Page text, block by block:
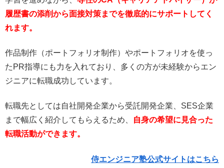
履歴書の添削から面接対策までを徹底的にサポートしてく
れます。
作品制作（ポートフォリオ制作）やポートフォリオを使っ
たPR指導にも力を入れており、多くの方が未経験からエン
ジニアに転職成功しています。
転職先としては自社開発企業から受託開発企業、SES企業
まで幅広く紹介してもらえるため、
自身の希望に見合った
転職活動ができます。
侍エンジニア塾公式サイトはこちら